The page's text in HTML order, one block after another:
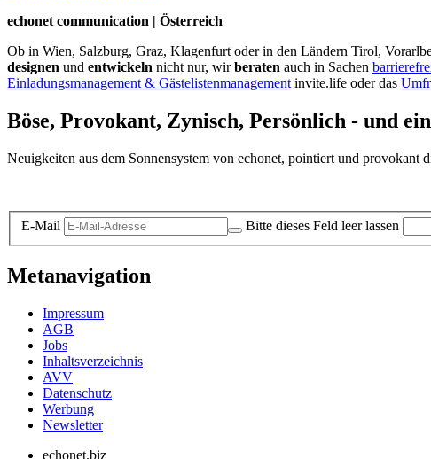
echonet communication | Österreich
Ob in Wien, Salzburg, Graz, Klagenfurt oder in den Ländern Tirol,
designen und entwickeln nicht nur, wirberaten auch in Sachen
Einladungsmanagement & Gästelistenmanagement invite.life oder das
Böse, Provokant, Zynisch, Persönlich - und
Neuigkeiten aus dem Sonnensystem von echonet, pointiert und provokant
E-Mail Bitte dieses Feld leer lassen
Metanavigation
Impressum
AGB
Jobs
Inhaltsverzeichnis
AVV
Datenschutz
Werbung
Newsletter
echonet.biz